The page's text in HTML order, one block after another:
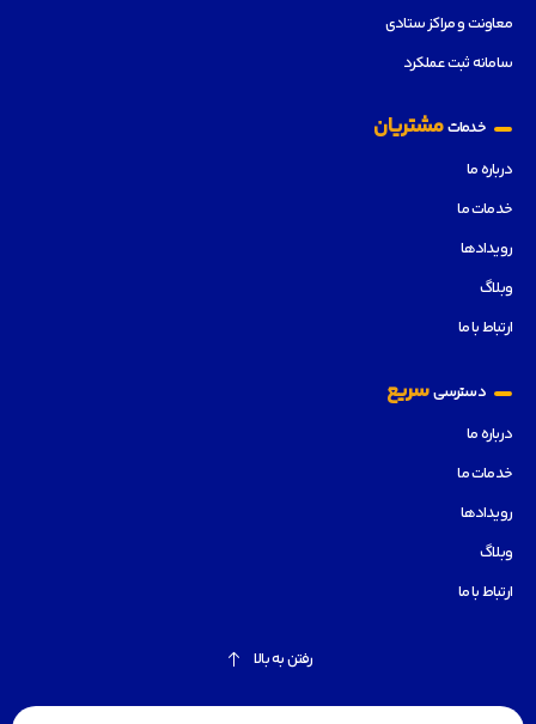
معاونت و مراکز ستادی
سامانه ثبت عملکرد
خدماتمشتریان
درباره ما
خدمات ما
رویدادها
وبلاگ
ارتباط با ما
دسترسیسریع
درباره ما
خدمات ما
رویدادها
وبلاگ
ارتباط با ما
رفتن به بالا